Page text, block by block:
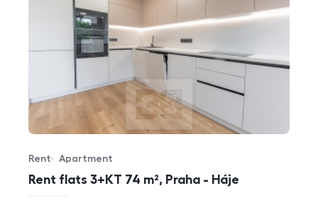
Rent flats 3+KT 74 m², Praha - Háje
Offer type
Rent
Property type
Apartment